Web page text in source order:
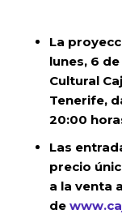
La
lunes, 6
Cultural
Tenerife,
20:00
Las
precio
a la venta
de